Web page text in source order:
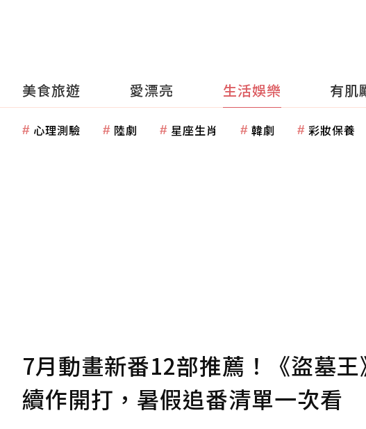
美食旅遊 愛漂亮 生活娛樂 有肌
心理測驗 陸劇 星座生肖 韓劇 彩妝保養
7月動畫新番12部推薦！《盜墓
續作開打，暑假追番清單一次看